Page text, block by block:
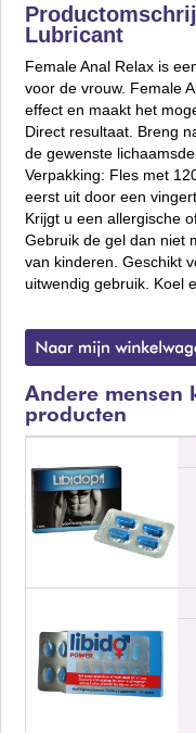
Lubricant
Female Anal Relax is
voor de vrouw. Female
effect en maakt het
Direct resultaat. Breng
de gewenste
Verpakking: Fles met
eerst uit door een
Krijgt u een allergische
Gebruik de gel dan niet
van kinderen. Geschikt
uitwendig gebruik. Koel
Andere mensen
producten